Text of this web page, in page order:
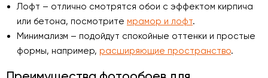
Лофт – отлично смотрятся обои с эффектом кирпича
или бетона, посмотрите мрамор и лофт.
Минимализм – подойдут спокойные оттенки и простые
формы, например, расширяющие пространство.